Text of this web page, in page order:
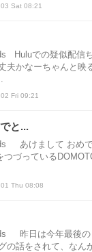
Sat 08:21
Huluでの疑似配信
夫かなーちゃんと
Fri 09:21
と...
あけまして おめ
つづっている
Thu 08:08
昨日は今年最後の
の話をされて、なん